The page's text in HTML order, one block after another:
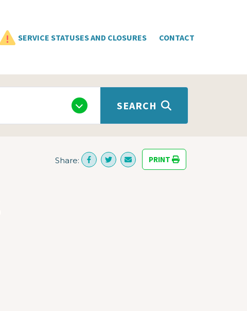
SERVICE STATUSES AND CLOSURES CONTACT
SEARCH
Share: PRINT